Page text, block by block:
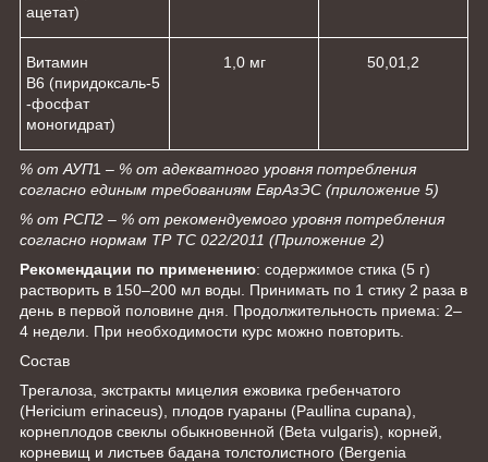
ацетат)
Витамин
В6 (пиридоксаль-5
-фосфат
моногидрат)
1,0 мг 50,01,2
% от АУП1 – % от адекватного уровня потребления
согласно единым требованиям ЕврАзЭС (приложение 5)
% от РСП2 – % от рекомендуемого уровня потребления
согласно нормам ТР ТС 022/2011 (Приложение 2)
Рекомендации по применению: содержимое стика (5 г)
растворить в 150–200 мл воды. Принимать по 1 стику 2 раза в
день в первой половине дня. Продолжительность приема: 2–
4 недели. При необходимости курс можно повторить.
Состав
Трегалоза, экстракты мицелия ежовика гребенчатого
(Hericium erinaceus), плодов гуараны (Paullina cupana),
корнеплодов свеклы обыкновенной (Beta vulgaris), корней,
корневищ и листьев бадана толстолистного (Bergenia